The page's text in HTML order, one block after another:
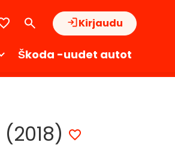
Kirjaudu
Škoda -uudet autot
(2018)